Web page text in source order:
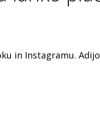
in Instagramu.